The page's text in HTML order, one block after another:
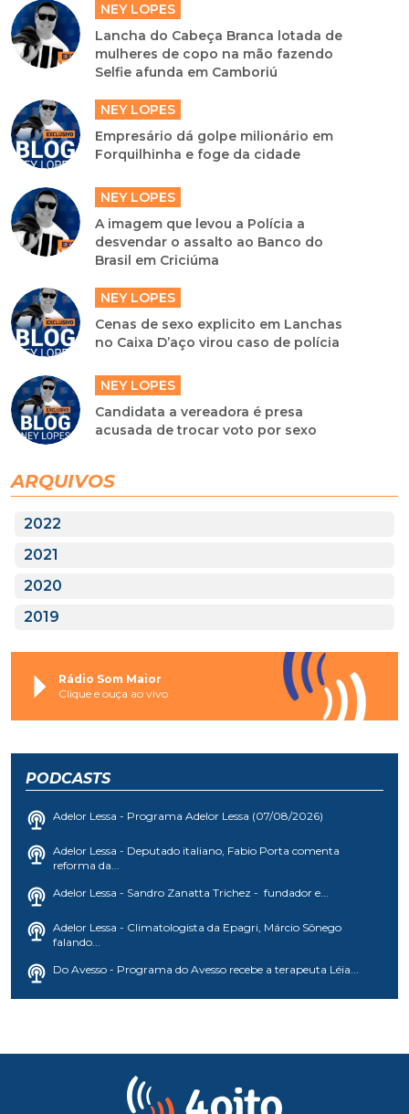
NEY LOPES
Lancha do Cabeça Branca lotada de
mulheres de copo na mão fazendo
Selfie afunda em Camboriú
NEY LOPES
Empresário dá golpe milionário em
Forquilhinha e foge da cidade
NEY LOPES
A imagem que levou a Polícia a
desvendar o assalto ao Banco do
Brasil em Criciúma
NEY LOPES
Cenas de sexo explicito em Lanchas
no Caixa D’aço virou caso de polícia
NEY LOPES
Candidata a vereadora é presa
acusada de trocar voto por sexo
ARQUIVOS
2022
2021
2020
2019
Rádio Som Maior
Clique e ouça ao vivo
PODCASTS
Adelor Lessa - Programa Adelor Lessa (07/08/2026)
Adelor Lessa - Deputado italiano, Fabio Porta comenta
reforma da...
Adelor Lessa - Sandro Zanatta Trichez - fundador e...
Adelor Lessa - Climatologista da Epagri, Márcio Sônego
falando...
Do Avesso - Programa do Avesso recebe a terapeuta Léia...